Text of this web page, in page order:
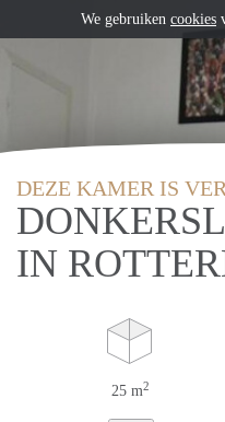
DEZE KAMER IS
IN
25 m2
We gebruiken cookies